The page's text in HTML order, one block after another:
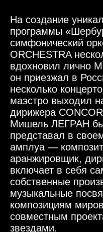
На создание
программы
симфонический
ORCHESTRA
вдохновил лично
он приезжал в
несколько
маэстро выходил
дирижера
Мишель ЛЕГРАН
представал в
амплуа —
аранжировщик,
включает в себя
собственные
музыкальные
композициям
совместным
звездами.